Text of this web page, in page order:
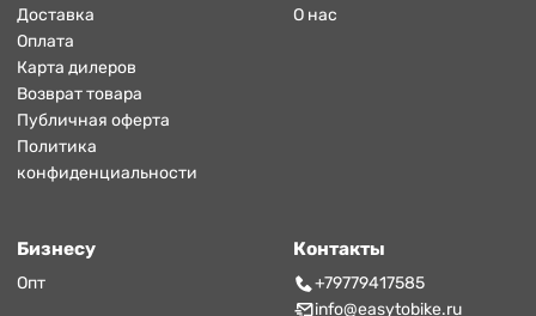
Доставка
Оплата
Карта дилеров
Возврат товара
Публичная оферта
Политика
конфиденциальности
О нас
Бизнесу
Опт
Контакты
+79779417585
info@easytobike.ru